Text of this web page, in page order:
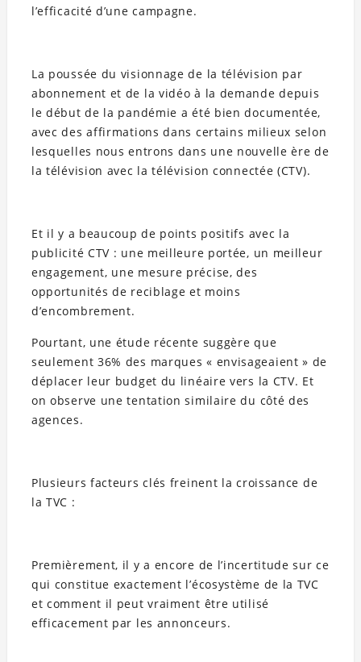
l’efficacité d’une campagne.
La poussée du visionnage de la télévision par
abonnement et de la vidéo à la demande depuis
le début de la pandémie a été bien documentée,
avec des affirmations dans certains milieux selon
lesquelles nous entrons dans une nouvelle ère de
la télévision avec la télévision connectée (CTV).
Et il y a beaucoup de points positifs avec la
publicité CTV : une meilleure portée, un meilleur
engagement, une mesure précise, des
opportunités de reciblage et moins
d’encombrement.
Pourtant, une étude récente suggère que
seulement 36% des marques « envisageaient » de
déplacer leur budget du linéaire vers la CTV. Et
on observe une tentation similaire du côté des
agences.
Plusieurs facteurs clés freinent la croissance de
la TVC :
Premièrement, il y a encore de l’incertitude sur ce
qui constitue exactement l’écosystème de la TVC
et comment il peut vraiment être utilisé
efficacement par les annonceurs.